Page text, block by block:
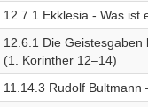
12.7.1 Ekklesia - Was ist
12.6.1 Die
(1. Korinther 12–14)
11.14.3 Rudolf Bultmann